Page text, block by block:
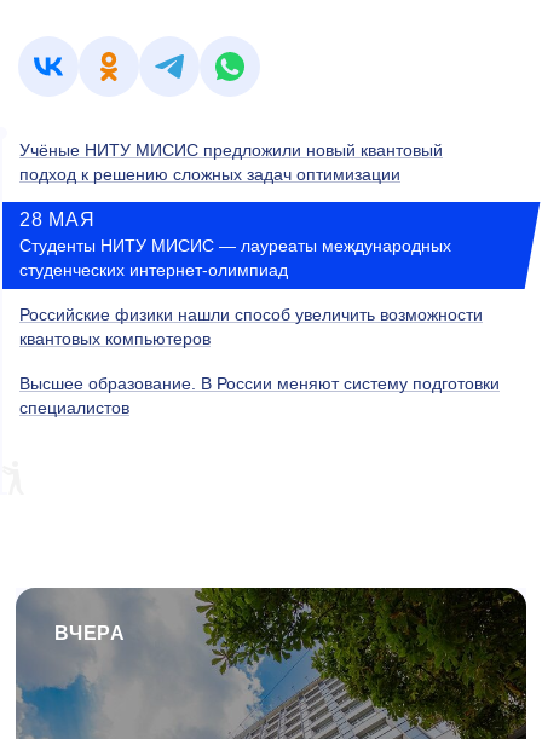
Учёные НИТУ МИСИС предложили новый квантовый
подход к решению сложных задач оптимизации
28 МАЯ
Студенты НИТУ МИСИС — лауреаты международных
студенческих интернет-олимпиад
Российские физики нашли способ увеличить возможности
квантовых компьютеров
Высшее образование. В России меняют систему подготовки
специалистов
ВЧЕРА